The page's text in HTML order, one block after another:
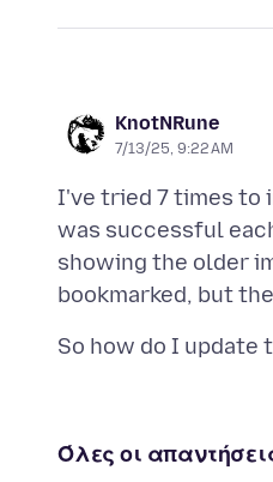
KnotNRune
7/13/25, 9:22 AM
I've tried 7 times to
was successful
showing the older
Όλες οι